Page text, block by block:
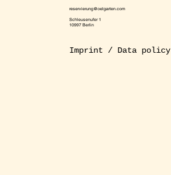
reservierung@oelgarten.com
Schleusenufer 1
10997 Berlin
Imprint / Data policy